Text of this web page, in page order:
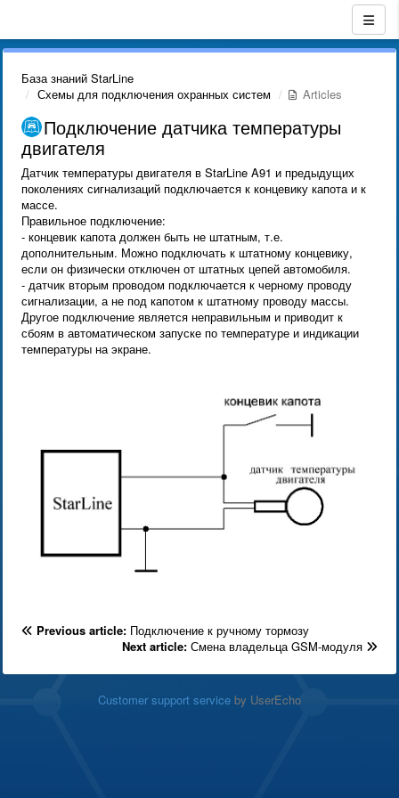
База знаний StarLine
Схемы для подключения охранных систем
Articles
Подключение датчика температуры
двигателя
Датчик температуры двигателя в StarLine A91 и предыдущих
поколениях сигнализаций подключается к концевику капота и к
массе.
Правильное подключение:
- концевик капота должен быть не штатным, т.е.
дополнительным. Можно подключать к штатному концевику,
если он физически отключен от штатных цепей автомобиля.
- датчик вторым проводом подключается к черному проводу
сигнализации, а не под капотом к штатному проводу массы.
Другое подключение является неправильным и приводит к
сбоям в автоматическом запуске по температуре и индикации
температуры на экране.
Previous article: Подключение к ручному тормозу
Next article: Смена владельца GSM-модуля
Customer support service by UserEcho